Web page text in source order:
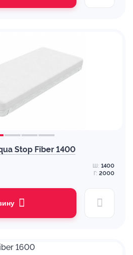
Stop Fiber 1400
Ш: 1400
Г: 2000